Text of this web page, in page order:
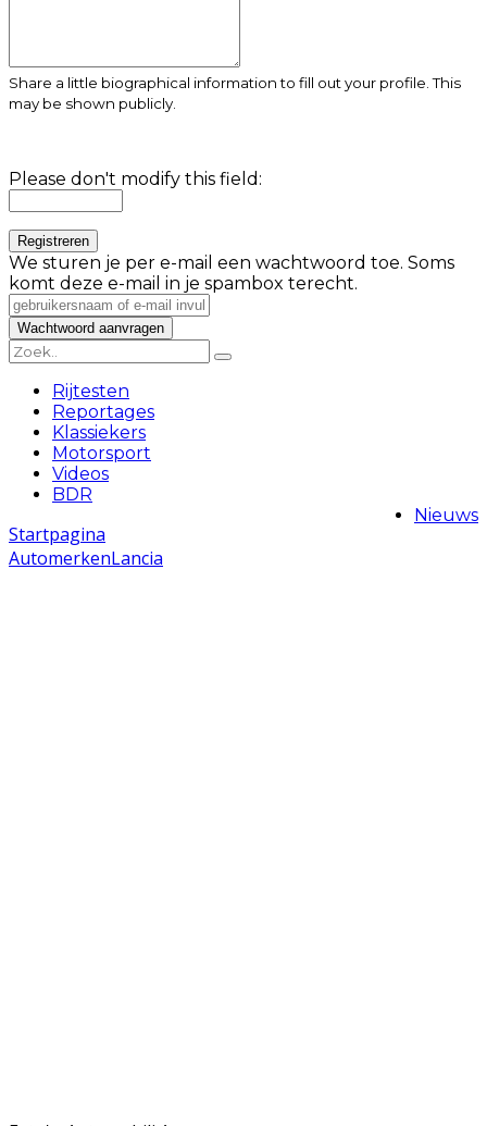
Share a little biographical information to fill out your profile. This
may be shown publicly.
Please don't modify this field:
We sturen je per e-mail een wachtwoord toe. Soms
komt deze e-mail in je spambox terecht.
Rijtesten
Reportages
Klassiekers
Motorsport
Videos
BDR
Nieuws
Startpagina
AutomerkenLancia